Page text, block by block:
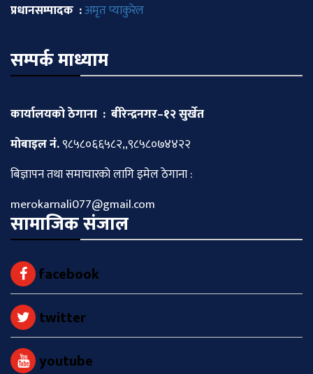
प्रधानसम्पादक :अमृत प्याकुरेल
सम्पर्क माध्याम
कार्यालयको ठेगाना : बीरेन्द्रनगर–१२ सुर्खेत
माेबाइल नं.९८५८०६६५८२,,९८५८०७४४२२
बिज्ञापन तथा समाचारकाे लागि इमेल ठेगाना :
merokarnali077@gmail.com
सामाजिक संजाल
facebook
twitter
youtube